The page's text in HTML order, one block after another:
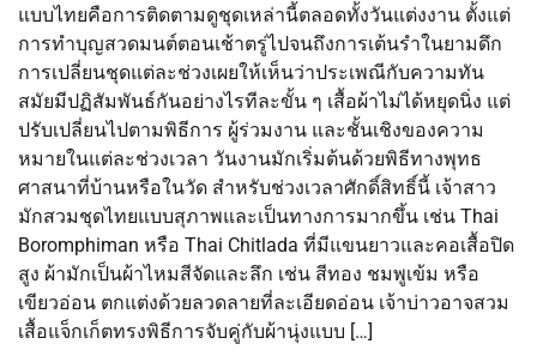
แบบไทยคือการติดตามดูชุดเหล่านี้ตลอดทั้งวันแต่งงาน ตั้งแต่
การทำบุญสวดมนต์ตอนเช้าตรู่ไปจนถึงการเต้นรำในยามดึก
การเปลี่ยนชุดแต่ละช่วงเผยให้เห็นว่าประเพณีกับความทัน
สมัยมีปฏิสัมพันธ์กันอย่างไรทีละขั้น ๆ เสื้อผ้าไม่ได้หยุดนิ่ง แต่
ปรับเปลี่ยนไปตามพิธีการ ผู้ร่วมงาน และชั้นเชิงของความ
หมายในแต่ละช่วงเวลา วันงานมักเริ่มต้นด้วยพิธีทางพุทธ
ศาสนาที่บ้านหรือในวัด สำหรับช่วงเวลาศักดิ์สิทธิ์นี้ เจ้าสาว
มักสวมชุดไทยแบบสุภาพและเป็นทางการมากขึ้น เช่น Thai
Boromphiman หรือ Thai Chitlada ที่มีแขนยาวและคอเสื้อปิด
สูง ผ้ามักเป็นผ้าไหมสีจัดและลึก เช่น สีทอง ชมพูเข้ม หรือ
เขียวอ่อน ตกแต่งด้วยลวดลายที่ละเอียดอ่อน เจ้าบ่าวอาจสวม
เสื้อแจ็กเก็ตทรงพิธีการจับคู่กับผ้านุ่งแบบ […]